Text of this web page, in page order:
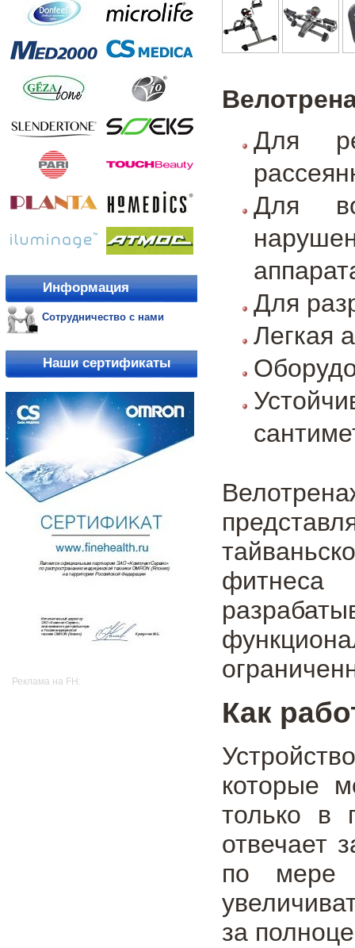
Информация
Сотрудничество с нами
Наши сертификаты
Реклама на FH:
Для
Для
Для
Легкая
фитнеса
Как
которые
только в
отвечает
по мере
за